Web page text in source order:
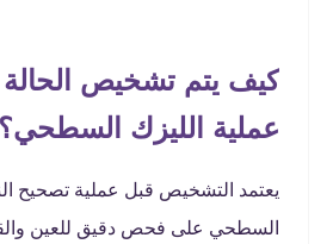
كيف يتم تشخيص
عملية الليزك السطحي؟
يعتمد التشخيص قبل عملية تصحيح
السطحي على فحص دقيق للعين